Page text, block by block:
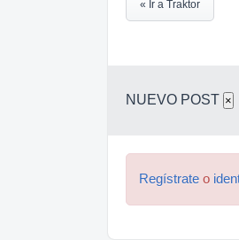
« Ir a Traktor
NUEVO POST ×
Regístrate o